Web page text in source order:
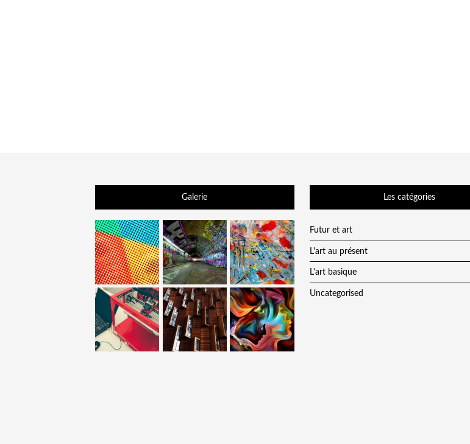
Galerie Les catégories
Futur et art
L'art au présent
L'art basique
Uncategorised